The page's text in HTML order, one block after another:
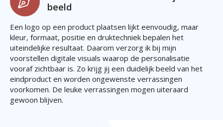
beeld
Een logo op een product plaatsen lijkt eenvoudig, maar
kleur, formaat, positie en druktechniek bepalen het
uiteindelijke resultaat. Daarom verzorg ik bij mijn
voorstellen digitale visuals waarop de personalisatie
vooraf zichtbaar is. Zo krijg jij een duidelijk beeld van het
eindproduct en worden ongewenste verrassingen
voorkomen. De leuke verrassingen mogen uiteraard
gewoon blijven.